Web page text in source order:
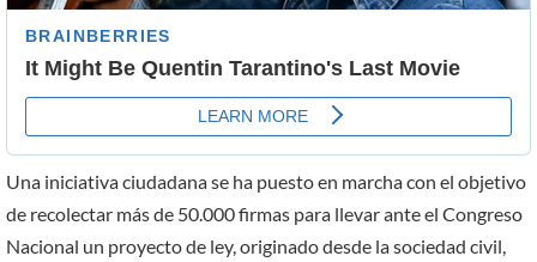
Una iniciativa ciudadana se ha puesto en marcha con el objetivo
de recolectar más de 50.000 firmas para llevar ante el Congreso
Nacional un proyecto de ley, originado desde la sociedad civil,